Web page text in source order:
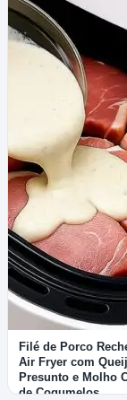
Filé de Porco
Air Fryer com
Presunto e Molho
de Cogumelos